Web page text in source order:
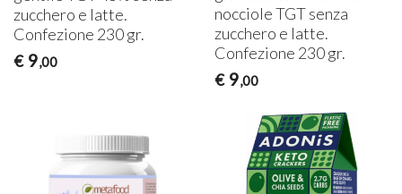
zucchero e latte.
Confezione 230 gr.
€ 9,00
noccioleTGTsenza
zucchero e latte.
Confezione 230 gr.
€ 9,00